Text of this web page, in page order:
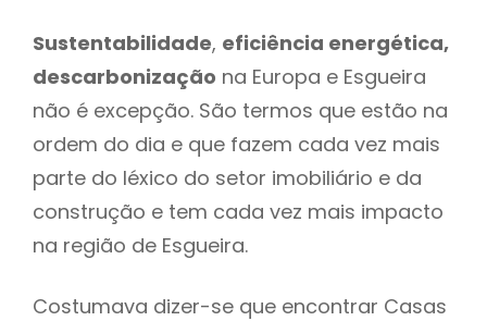
Sustentabilidade, eficiência energética,
descarbonização na Europa e Esgueira
não é excepção. São termos que estão na
ordem do dia e que fazem cada vez mais
parte do léxico do setor imobiliário e da
construção e tem cada vez mais impacto
na região de Esgueira.
Costumava dizer-se que encontrar Casas